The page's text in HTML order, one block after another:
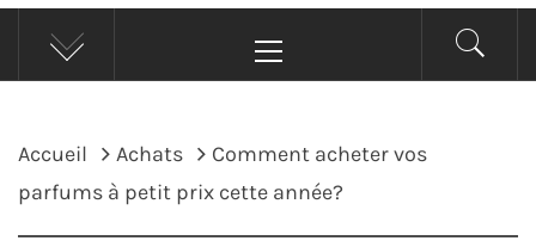
principal
Accueil Achats
Comment acheter vos
parfums à petit prix cette année?